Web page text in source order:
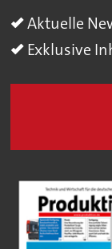
Aktuelle
Exklusive